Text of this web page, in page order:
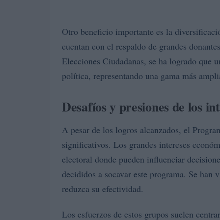
Otro beneficio importante es la
cuentan con el respaldo de grandes
Elecciones Ciudadanas, se ha logrado que
política, representando una gama más
Desafíos y presiones de los
A pesar de los logros alcanzados, el
significativos. Los grandes intereses
electoral donde pueden influenciar
decididos a socavar este programa. Se
reduzca su efectividad.
Los esfuerzos de estos grupos suelen